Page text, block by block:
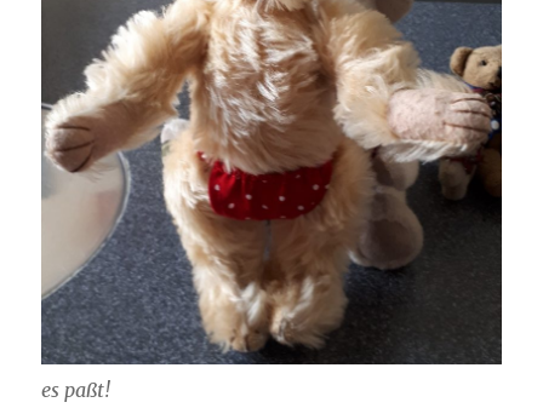
es paßt!